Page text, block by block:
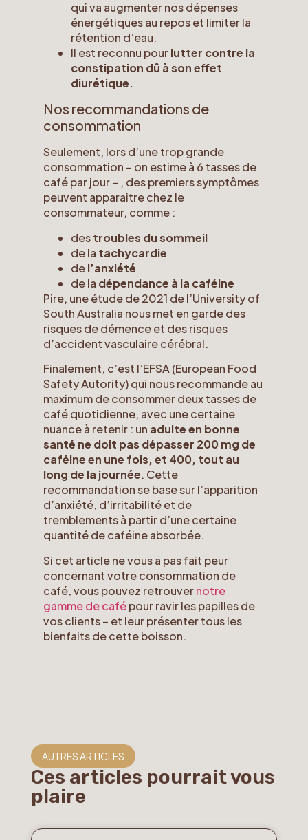
qui va augmenter nos dépenses
énergétiques au repos et limiter la
rétention d’eau.
Il est reconnu pourlutter contre la
constipation dû à son effet
diurétique.
Nos recommandations de
consommation
Seulement, lors d’une trop grande
consommation – on estime à 6 tasses de
café par jour – , des premiers symptômes
peuvent apparaitre chez le
consommateur, comme :
destroubles du sommeil
de la tachycardie
del’anxiété
de la dépendance à la caféine
Pire, une étude de 2021 de l’University of
South Australia nous met en garde des
risques de démence et des risques
d’accident vasculaire cérébral.
Finalement, c’est l’EFSA (European Food
Safety Autority) qui nous recommande au
maximum de consommer deux tasses de
café quotidienne, avec une certaine
nuance à retenir : un adulte en bonne
santé ne doit pas dépasser 200 mg de
caféine en une fois, et 400, tout au
long de la journée. Cette
recommandation se base sur l’apparition
d’anxiété, d’irritabilité et de
tremblements à partir d’une certaine
quantité de caféine absorbée.
Si cet article ne vous a pas fait peur
concernant votre consommation de
café, vous pouvez retrouvernotre
gamme de cafépour ravir les papilles de
vos clients – et leur présenter tous les
bienfaits de cette boisson.
AUTRES ARTICLES
Ces articles pourrait vous
plaire